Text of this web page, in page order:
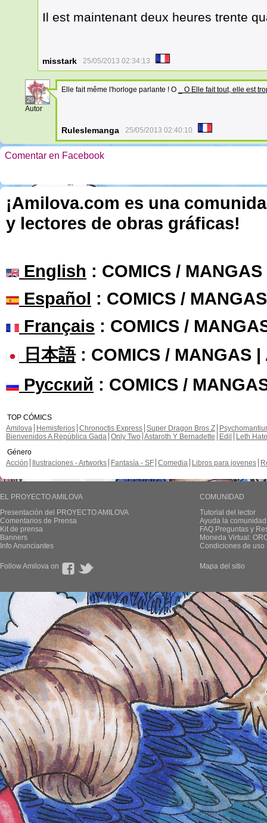
Il est maintenant deux heures trente
misstark 25/05/2013 02:34:13
29
Autor
Elle fait même l'horloge parlante ! O _ O Elle fait tout, elle est
Ruleslemanga 25/05/2013 02:40:10
Comentar en Facebook
¡Amilova.com es una
y lectores de obras gráficas!
English : COMICS /
Español : COMICS /
Français : COMICS /
日本語: COMICS / MANGAS |
Русский : COMICS /
TOP CÓMICS
Amilova
Hemisferios Chronoctis Express Super Dragon Bros Z
Bienvenidos A República Gada Only Two Astaroth Y Bernadette Edil
Leth Hate
Género
Acción
Ilustraciones - Artworks Fantasía - SF Comedia Libros para jovenes
EL PROYECTO AMILOVA
Presentación del PROYECTO AMILOVA
Comentarios de Prensa
Kit de prensa
Banners
Info Anunciantes
COMUNIDAD
Tutorial del lector
Ayuda la
FAQ.Preguntas y
Moneda Virtual:
Condiciones de uso
Follow Amilova on Mapa del sitio